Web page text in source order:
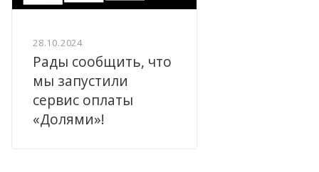
28.10.2024
Рады сообщить, что
мы запустили
сервис оплаты
«Долями»!